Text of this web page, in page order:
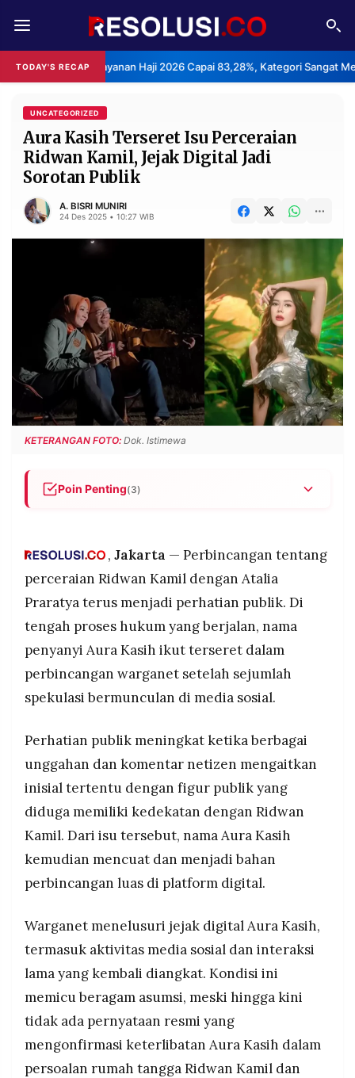
TODAY'S RECAP
Layanan Haji 2026 Capai 83,28%, Kategori Sangat Memuaskan.
REDAKSI TENTANG
RESOLUSI IKLAN
RUBRIKASI
EDITORIAL AKSARA
FINANSIA PERSONA
DAERAH NASIONAL
INFORMASI
PRIVACY
POLICY
BERITA
WARGA
INFORMASI
IKLAN
KIRIM
TULISAN
PENGADUAN TERM
PT.
RESOLUSI
©
-
PT.
MEDIA
PRAMUDITA
UNCATEGORIZED
Aura Kasih Terseret Isu Perceraian
Ridwan Kamil, Jejak Digital Jadi
Sorotan Publik
A. BISRI MUNIRI
24 Des 2025 • 10:27 WIB
KETERANGAN FOTO: Dok. Istimewa
Poin Penting(3)
Isu berkembang dari spekulasi dan penelusuran
jejak digital di media sosial.
Tidak ada konfirmasi resmi terkait keterlibatan
, Jakarta — Perbincangan tentang
perceraian Ridwan Kamil dengan Atalia
Praratya terus menjadi perhatian publik. Di
tengah proses hukum yang berjalan, nama
penyanyi Aura Kasih ikut terseret dalam
perbincangan warganet setelah sejumlah
spekulasi bermunculan di media sosial.
Perhatian publik meningkat ketika berbagai
unggahan dan komentar netizen mengaitkan
inisial tertentu dengan figur publik yang
diduga memiliki kedekatan dengan Ridwan
Kamil. Dari isu tersebut, nama Aura Kasih
kemudian mencuat dan menjadi bahan
perbincangan luas di platform digital.
Warganet menelusuri jejak digital Aura Kasih,
termasuk aktivitas media sosial dan interaksi
lama yang kembali diangkat. Kondisi ini
memicu beragam asumsi, meski hingga kini
tidak ada pernyataan resmi yang
mengonfirmasi keterlibatan Aura Kasih dalam
persoalan rumah tangga Ridwan Kamil dan